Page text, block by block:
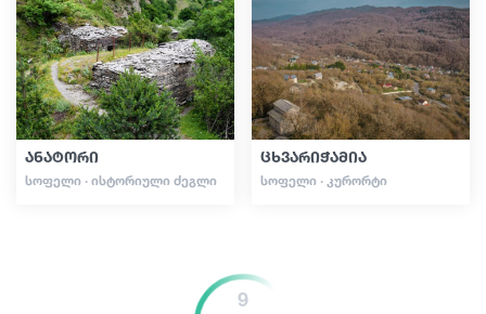
ანატორი
ᲡᲝᲤᲔᲚᲘ · ᲘᲡᲢᲝᲠᲘᲣᲚᲘ ᲫᲔᲒᲚᲘ
ცხვარიჭამია
ᲡᲝᲤᲔᲚᲘ · ᲙᲣᲠᲝᲠᲢᲘ
9